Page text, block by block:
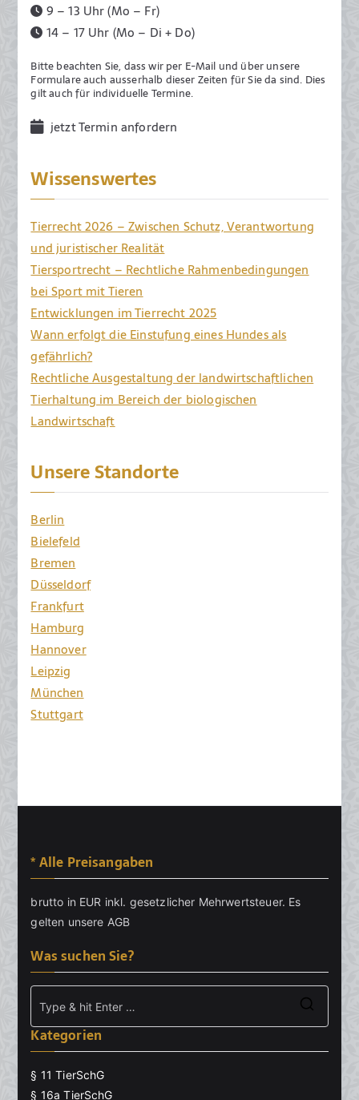
.
F
b
r
u
a
2
0
9 – 13 Uhr (Mo – Fr)
14 – 17 Uhr (Mo – Di + Do)
Bitte beachten Sie, dass wir per E-Mail und über unsere
Formulare auch ausserhalb dieser Zeiten für Sie da sind. Dies
gilt auch für individuelle Termine.
jetzt Termin anfordern
Wissenswertes
Tierrecht 2026 – Zwischen Schutz, Verantwortung
und juristischer Realität
Tiersportrecht – Rechtliche Rahmenbedingungen
bei Sport mit Tieren
Entwicklungen im Tierrecht 2025
Wann erfolgt die Einstufung eines Hundes als
gefährlich?
Rechtliche Ausgestaltung der landwirtschaftlichen
Tierhaltung im Bereich der biologischen
Landwirtschaft
Unsere Standorte
Berlin
Bielefeld
Bremen
Düsseldorf
Frankfurt
Hamburg
Hannover
Leipzig
München
Stuttgart
* Alle Preisangaben
brutto in EUR inkl. gesetzlicher Mehrwertsteuer. Es
gelten unsere AGB
Was suchen Sie?
Kategorien
§ 11 TierSchG
§ 16a TierSchG